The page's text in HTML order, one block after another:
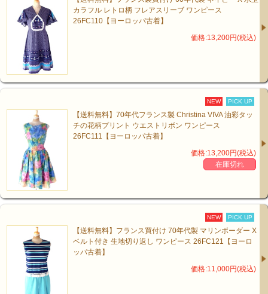
カラフル レトロ柄 フレアスリーブ ワンピース
26FC110【ヨーロッパ古着】
価格:13,200円(税込)
NEW PICK UP
【送料無料】70年代フランス製 Christina VIVA 油彩タッ
チの花柄プリント ウエストリボン ワンピース
26FC111【ヨーロッパ古着】
価格:13,200円(税込)
在庫切れ
NEW PICK UP
【送料無料】フランス買付け 70年代製 マリンボーダー X
ベルト付き 生地切り返し ワンピース 26FC121【ヨーロ
ッパ古着】
価格:11,000円(税込)